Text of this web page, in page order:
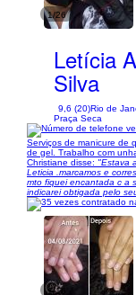
1/26
Letícia
Silva
9,6 (20)Rio de
Praça Seca
Serviços de manicure de
de gel. Trabalho com
Christiane disse: "Estava
Leticia .marcamos e
mto fiquei encantada c a
indicarei obtigada pelo
1/16